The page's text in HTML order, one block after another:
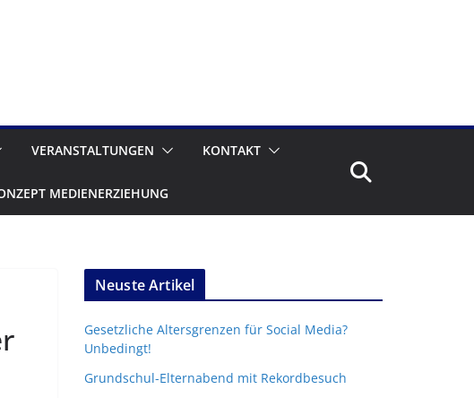
VERANSTALTUNGEN KONTAKT
MEDIENERZIEHUNG
Neuste Artikel
Gesetzliche Altersgrenzen für Social Media?
Unbedingt!
Grundschul-Elternabend mit Rekordbesuch